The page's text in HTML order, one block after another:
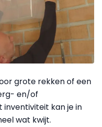
grote rekken of een
en/of
inventiviteit kan je in
wat kwijt.